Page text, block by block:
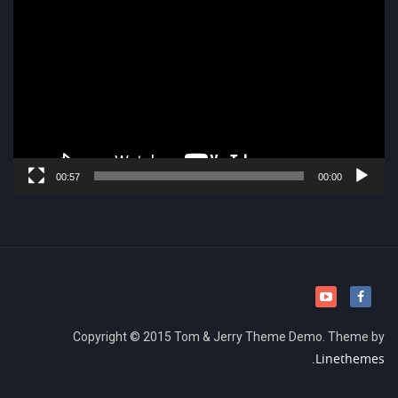
00:00
00:57
Copyright © 2015 Tom & Jerry Theme Demo. Theme by
Linethemes.